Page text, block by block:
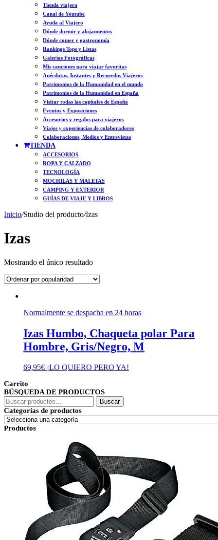
Tienda viajera
Canal de Youtube
Ayuda al Viajero
Dónde dormir y alojamientos
Dónde comer y gastronomía
Rankings Tops y Listas
Galerías Fotográficas
Mis canciones para viajar favoritas
Anécdotas, Instantes y Recuerdos Viajeros
Patrimonios de la Humanidad en el mundo
Patrimonios de la Humanidad en España
Visitar todas las capitales de España
Eventos y Exposiciones
Accesorios y regalos para viajeros
Viajes y experiencias de colaboradores
Colaboraciones, Medios y Entrevistas
TIENDA
ACCESORIOS
ROPA Y CALZADO
TECNOLOGÍA
MOCHILAS Y MALETAS
CAMPING Y EXTERIOR
GUÍAS DE VIAJE Y LIBROS
Inicio/Studio del producto/Izas
Izas
Mostrando el único resultado
Normalmente se despacha en 24 horas
Izas Humbo, Chaqueta polar Para
Hombre, Gris/Negro, M
69,95€ ¡LO QUIERO PERO YA!
Carrito
BÚSQUEDA DE PRODUCTOS
Buscar
por:
Buscar
Categorías de productos
Productos